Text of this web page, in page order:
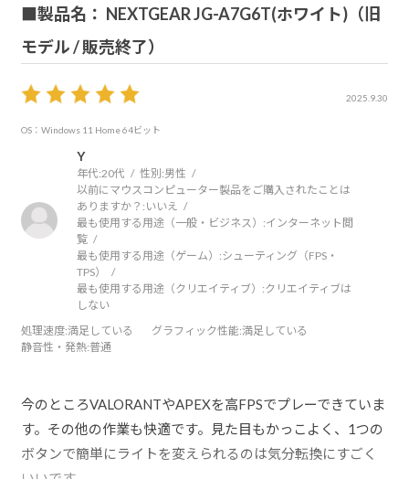
■製品名： NEXTGEAR JG-A7G6T(ホワイト)（旧
モデル / 販売終了）
2025.9.30
OS：Windows 11 Home 64ビット
Y
年代:20代 性別:男性
以前にマウスコンピューター製品をご購入されたことは
ありますか？: いいえ
最も使用する用途（一般・ビジネス）:インターネット閲
覧
最も使用する用途（ゲーム）:シューティング（FPS・
TPS）
最も使用する用途（クリエイティブ）:クリエイティブは
しない
処理速度:満足している グラフィック性能:満足している
静音性・発熱:普通
今のところVALORANTやAPEXを高FPSでプレーできていま
す。その他の作業も快適です。見た目もかっこよく、1つの
ボタンで簡単にライトを変えられるのは気分転換にすごく
いいです。